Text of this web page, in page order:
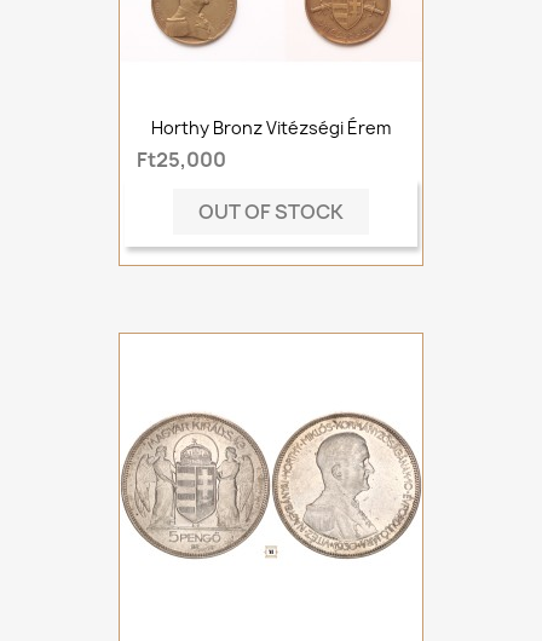
Horthy Bronz Vitézségi Érem
Ft25,000
OUT OF STOCK